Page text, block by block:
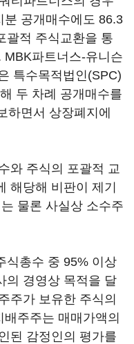
분 공개매수에도 86.3
괄적 주식교환을 통
파트너스-유니슨
특수목적법인(SPC)
두 차례 공개매수를
하면서 상장폐지에
와 주식의 포괄적 교
해당해 비판이 제기
물론 사실상 소수주
식총수 중 95% 이상
의 경영상 목적을 달
주가 보유한 주식의
주주는 매매가액의
된 감정인의 평가를